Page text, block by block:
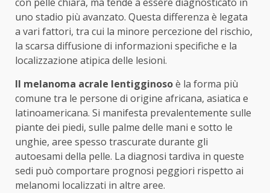
uno stadio più avanzato. Questa differenza è legata
a vari fattori, tra cui la minore percezione del rischio,
la scarsa diffusione di informazioni specifiche e la
localizzazione atipica delle lesioni.
Il melanoma acrale lentigginosoè la forma più
comune tra le persone di origine africana, asiatica e
latinoamericana. Si manifesta prevalentemente sulle
piante dei piedi, sulle palme delle mani e sotto le
unghie, aree spesso trascurate durante gli
autoesami della pelle. La diagnosi tardiva in queste
sedi può comportare prognosi peggiori rispetto ai
melanomi localizzati in altre aree.